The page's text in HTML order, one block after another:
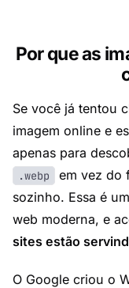
Por que as
Se você já tentou
imagem online e
apenas para
.webp em vez do
sozinho. Essa é
web moderna, e
sites estão
O Google criou o